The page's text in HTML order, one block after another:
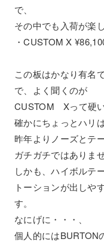
で、
その中でも入荷が楽
・CUSTOM X
この板はかなり有名
で、よく聞くのが
CUSTOM Xって硬い
確かにちょっとハリ
昨年よりノーズとテ
ガチガチではありませ
しかも、ハイボルテ
トーションが出しや
す。
なにげに・・・、
個人的にはBURTON